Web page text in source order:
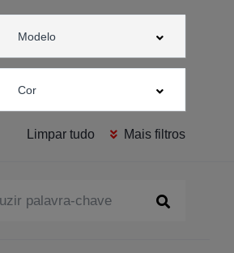
Limpar tudo Mais filtros